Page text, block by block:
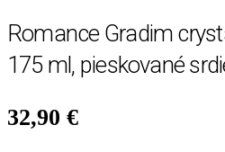
Romance Gradim
175 ml, pieskované
32,90 €